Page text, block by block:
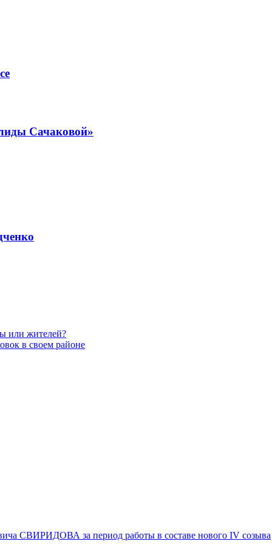
Сачаковой»
или жителей?
в своем районе
СВИРИДОВА за период работы в составе нового IV созыва